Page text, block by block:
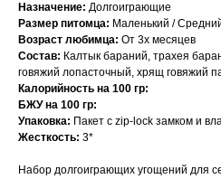
Назначение: Долгоиграющие
Размер питомца: Маленький /
Возраст любимца: От 3х месяцев
Состав: Калтык бараний, трахея
говяжий лопасточный, хрящ говяжий
Калорийность на 100 гр:
БЖУ на 100 гр:
Упаковка: Пакет с zip-lock замком и
Жесткость: 3*
Набор долгоиграющих угощений для